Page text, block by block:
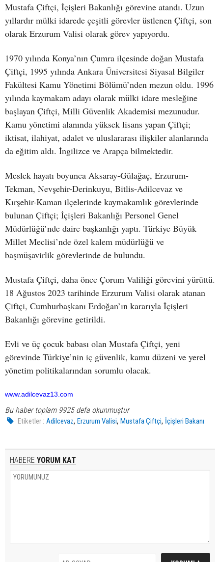
Mustafa Çiftçi, İçişleri Bakanlığı görevine atandı. Uzun
yıllardır mülki idarede çeşitli görevler üstlenen Çiftçi, son
olarak Erzurum Valisi olarak görev yapıyordu.
1970 yılında Konya’nın Çumra ilçesinde doğan Mustafa
Çiftçi, 1995 yılında Ankara Üniversitesi Siyasal Bilgiler
Fakültesi Kamu Yönetimi Bölümü’nden mezun oldu. 1996
yılında kaymakam adayı olarak mülki idare mesleğine
başlayan Çiftçi, Milli Güvenlik Akademisi mezunudur.
Kamu yönetimi alanında yüksek lisans yapan Çiftçi;
iktisat, ilahiyat, adalet ve uluslararası ilişkiler alanlarında
da eğitim aldı. İngilizce ve Arapça bilmektedir.
Meslek hayatı boyunca Aksaray-Gülağaç, Erzurum-
Tekman, Nevşehir-Derinkuyu, Bitlis-Adilcevaz ve
Kırşehir-Kaman ilçelerinde kaymakamlık görevlerinde
bulunan Çiftçi; İçişleri Bakanlığı Personel Genel
Müdürlüğü’nde daire başkanlığı yaptı. Türkiye Büyük
Millet Meclisi’nde özel kalem müdürlüğü ve
başmüşavirlik görevlerinde de bulundu.
Mustafa Çiftçi, daha önce Çorum Valiliği görevini yürüttü.
18 Ağustos 2023 tarihinde Erzurum Valisi olarak atanan
Çiftçi, Cumhurbaşkanı Erdoğan’ın kararıyla İçişleri
Bakanlığı görevine getirildi.
Evli ve üç çocuk babası olan Mustafa Çiftçi, yeni
görevinde Türkiye’nin iç güvenlik, kamu düzeni ve yerel
yönetim politikalarından sorumlu olacak.
www.adilcevaz13.com
Bu haber toplam 9925 defa okunmuştur
Etiketler : Adilcevaz,Erzurum Valisi,Mustafa Çiftçi, İçişleri Bakanı
HABERE YORUM KAT